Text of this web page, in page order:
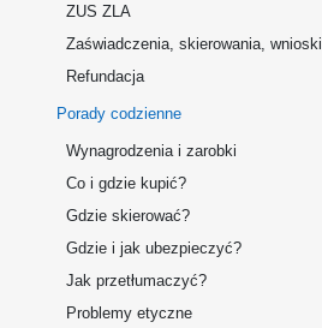
ZUS ZLA
Zaświadczenia, skierowania, wnioski
Refundacja
Porady codzienne
Wynagrodzenia i zarobki
Co i gdzie kupić?
Gdzie skierować?
Gdzie i jak ubezpieczyć?
Jak przetłumaczyć?
Problemy etyczne